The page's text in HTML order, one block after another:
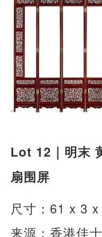
Lot 12｜明末
扇围屏
尺寸：61 x 3
来源：香港佳